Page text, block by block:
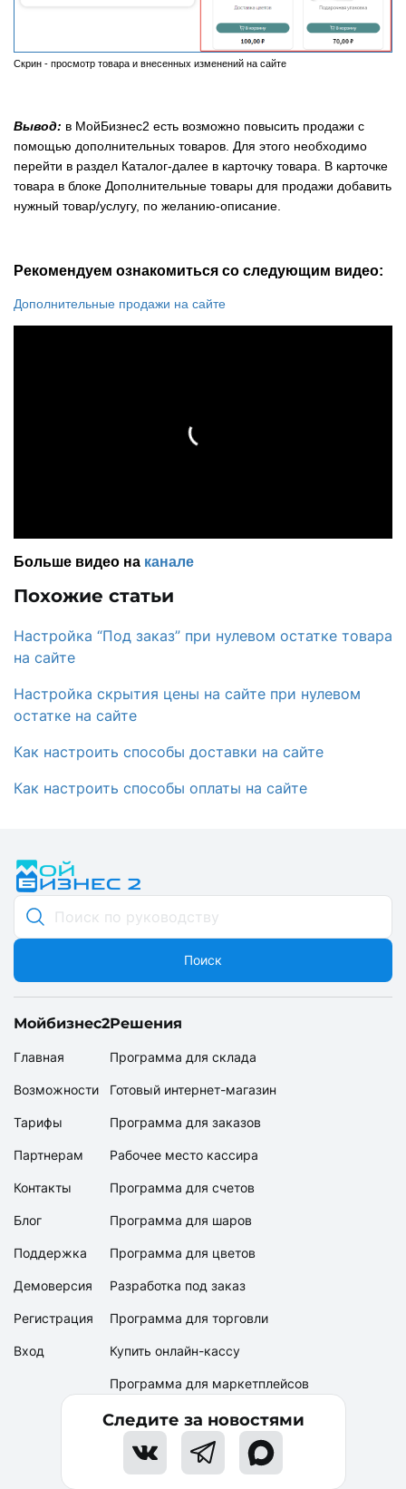
Скрин - просмотр товара и внесенных изменений на сайте
Вывод: в МойБизнес2 есть возможно повысить продажи с
помощью дополнительных товаров. Для этого необходимо
перейти в раздел Каталог-далее в карточку товара. В карточке
товара в блоке Дополнительные товары для продажи добавить
нужный товар/услугу, по желанию-описание.
Рекомендуем ознакомиться со следующим видео:
Дополнительные продажи на сайте
Больше видео на канале
Похожие статьи
Настройка “Под заказ” при нулевом остатке товара
на сайте
Настройка скрытия цены на сайте при нулевом
остатке на сайте
Как настроить способы доставки на сайте
Как настроить способы оплаты на сайте
Поиск
Мойбизнес2
Главная
Возможности
Тарифы
Партнерам
Контакты
Блог
Поддержка
Демоверсия
Регистрация
Вход
Решения
Программа для склада
Готовый интернет-магазин
Программа для заказов
Рабочее место кассира
Программа для счетов
Программа для шаров
Программа для цветов
Разработка под заказ
Программа для торговли
Купить онлайн-кассу
Программа для маркетплейсов
Следите за новостями